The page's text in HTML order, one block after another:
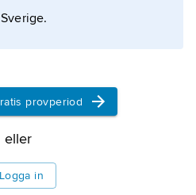
provperiod
eller
Logga in